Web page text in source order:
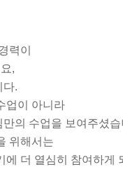
력이
,
다.
업이 아니라
의 수업을 보여주셨
위해서는
에 더 열심히 참여하게